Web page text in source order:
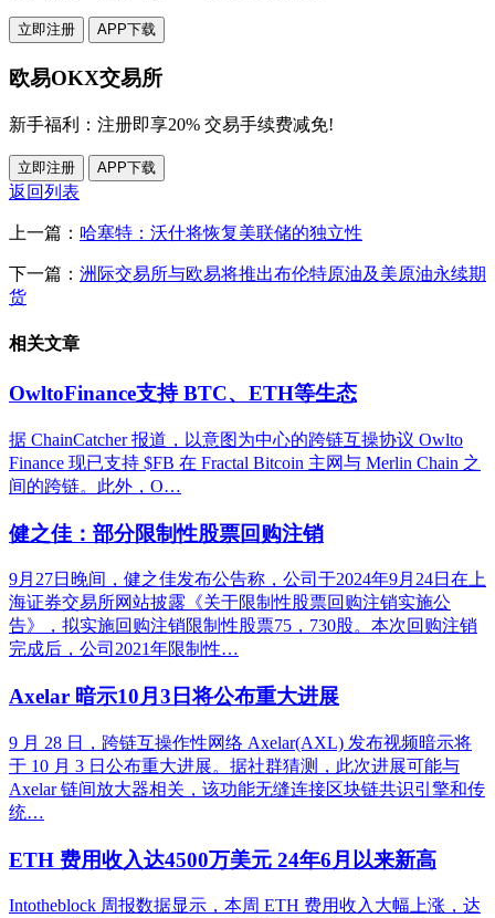
立即注册 APP下载
欧易OKX交易所
新手福利： 注册即享20% 交易手续费减免!
立即注册 APP下载
返回列表
上一篇： 哈塞特：沃什将恢复美联储的独立性
下一篇： 洲际交易所与欧易将推出布伦特原油及美原油永续期
货
相关文章
OwltoFinance支持 BTC、ETH等生态
据 ChainCatcher 报道，以意图为中心的跨链互操协议 Owlto
Finance 现已支持 $FB 在 Fractal Bitcoin 主网与 Merlin Chain 之
间的跨链。此外，O…
健之佳：部分限制性股票回购注销
9月27日晚间，健之佳发布公告称，公司于2024年9月24日在上
海证券交易所网站披露《关于限制性股票回购注销实施公
告》，拟实施回购注销限制性股票75，730股。本次回购注销
完成后，公司2021年限制性…
Axelar 暗示10月3日将公布重大进展
9 月 28 日，跨链互操作性网络 Axelar(AXL) 发布视频暗示将
于 10 月 3 日公布重大进展。据社群猜测，此次进展可能与
Axelar 链间放大器相关，该功能无缝连接区块链共识引擎和传
统…
ETH 费用收入达4500万美元 24年6月以来新高
Intotheblock 周报数据显示，本周 ETH 费用收入大幅上涨，达